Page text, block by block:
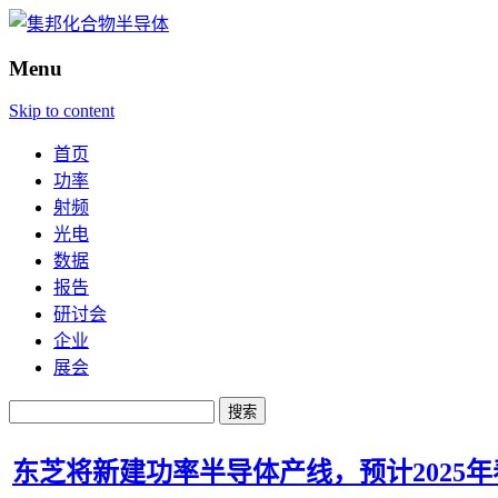
Menu
Skip to content
首页
功率
射频
光电
数据
报告
研讨会
企业
展会
东芝将新建功率半导体产线，预计2025